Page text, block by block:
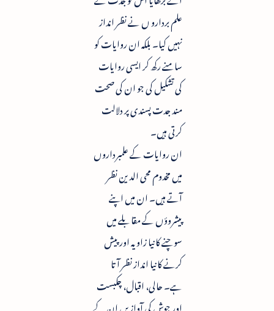
علم بردارو ں نے نظر انداز
نہیں کیا۔ بلکہ ان روایات کو
سامنے رکھ کر ایسی روایات
کی تشکیل کی جو ان کی صحت
مند جدت پسندی پر دلالت
کرتی ہیں۔
ان روایات کے علمبرداروں
میں مخدوم محی الدین نظر
آتے ہیں۔ ان میں اپنے
پیشروؤں کے مقابلے میں
سوچنے کا نیا زاویہ اور پیش
کرنے کا نیا انداز نظر آتا
ہے۔ حالی، اقبال، چکبست